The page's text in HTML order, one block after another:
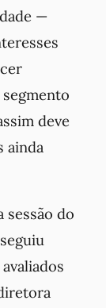
—
deve
ainda
sessão do